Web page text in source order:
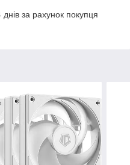
за рахунок покупця